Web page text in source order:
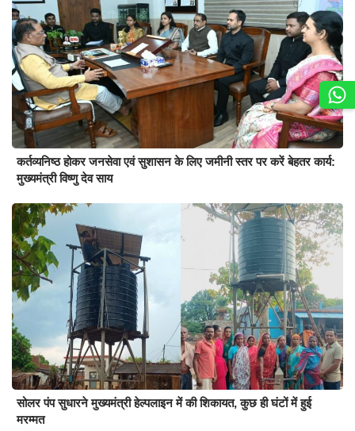
कर्तव्यनिष्ठ होकर जनसेवा एवं सुशासन के लिए जमीनी स्तर पर करें बेहतर कार्य:
मुख्यमंत्री विष्णु देव साय
सोलर पंप सुधारने मुख्यमंत्री हेल्पलाइन में की शिकायत, कुछ ही घंटों में हुई
मरम्मत